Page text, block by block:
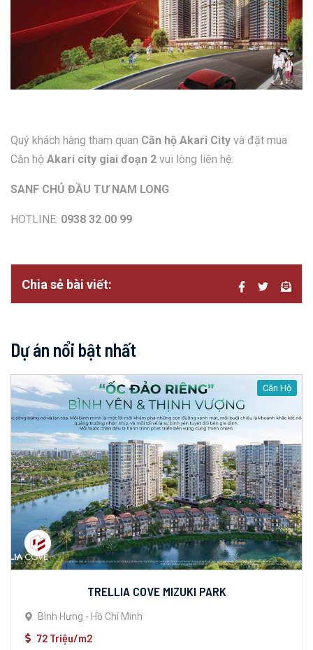
Quý khách hàng tham quan Căn hộ Akari City và đặt mua
Căn hộ Akari city giai đoạn 2 vui lòng liên hệ:
SANF CHỦ ĐẦU TƯ NAM LONG
HOTLINE: 0938 32 00 99
Chia sẻ bài viết:
Dự án nổi bật nhất
Căn Hộ
TRELLIA COVE MIZUKI PARK
Bình Hưng - Hồ Chí Minh
72 Triệu/m2